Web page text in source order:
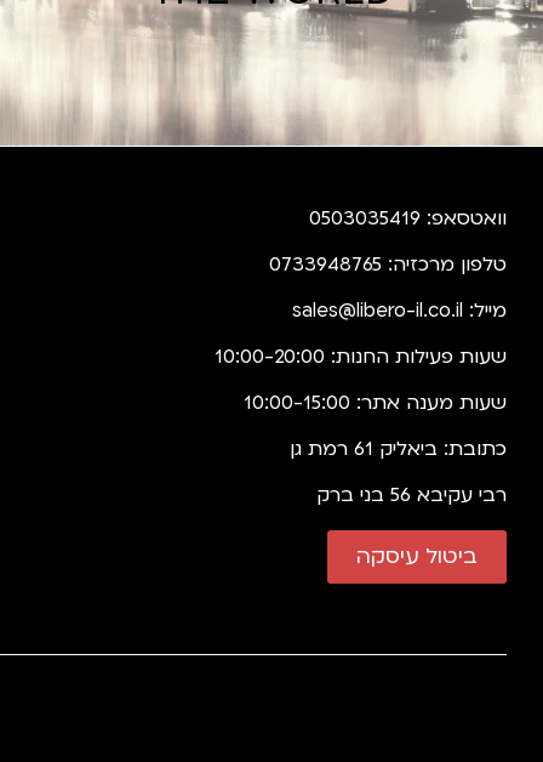
וואטסאפ: 0503035419
טלפון מרכזיה: 0733948765
מייל: sales@libero-il.co.il
שעות פעילות החנות: 10:00-20:00
שעות מענה אתר: 10:00-15:00
כתובת: ביאליק 61 רמת גן
רבי עקיבא 56 בני ברק
ביטול עיסקה